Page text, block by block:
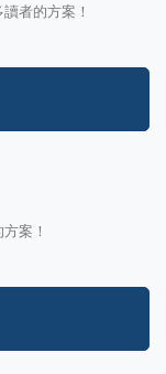
者的方案！
案！